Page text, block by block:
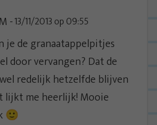
13/11/2013 op 09:55
je de granaatappelpitjes
door vervangen? Dat de
redelijk hetzelfde blijven
lijkt me heerlijk! Mooie
🙂